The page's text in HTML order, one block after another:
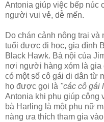
Antonia giúp việc bếp núc
người vui vẻ, dễ mến.
Do chán cảnh nông trại
tuổi được đi học, gia đình
Black Hawk. Bà nội của
nơi người hàng xóm là gia
có một số cô gái di dân từ
họ được gọi là "các cô gái
Antonia khi phụ giúp công
bà Harling là một phụ nữ
nàng ưa thích tham gia